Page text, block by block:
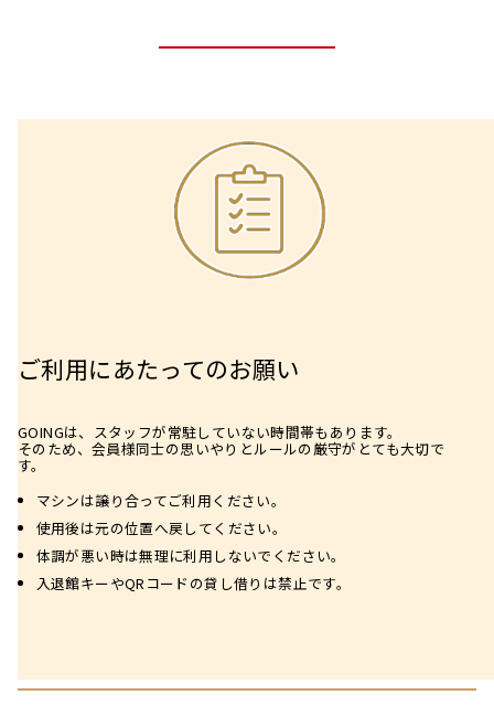
ご利用にあたってのお願い
GOINGは、スタッフが常駐していない時間帯もあります。
そのため、会員様同士の思いやりとルールの厳守がとても大切で
す。
マシンは譲り合ってご利用ください。
使用後は元の位置へ戻してください。
体調が悪い時は無理に利用しないでください。
入退館キーやQRコードの貸し借りは禁止です。